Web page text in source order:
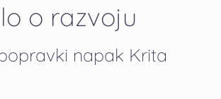
o razvoju
napak Krita